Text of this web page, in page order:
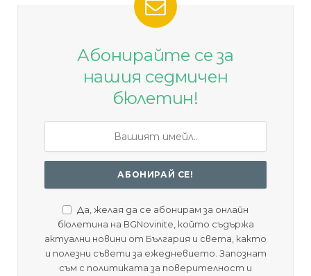
Абонирайте се за
нашия седмичен
бюлетин!
Да, желая да се абонирам за онлайн
бюлетина на BGNovinite, който съдържа
актуални новини от България и света, както
и полезни съвети за ежедневието. Запознат
съм с политиката за поверителност и